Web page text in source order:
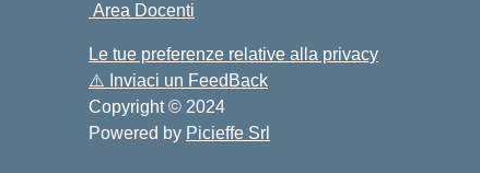
Area Docenti
Le tue preferenze relative alla privacy
⚠️ Inviaci un FeedBack
Copyright © 2024
Powered by Picieffe Srl